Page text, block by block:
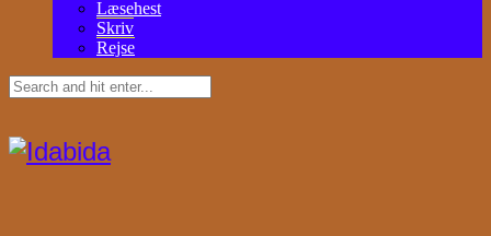
Læsehest
Skriv
Rejse